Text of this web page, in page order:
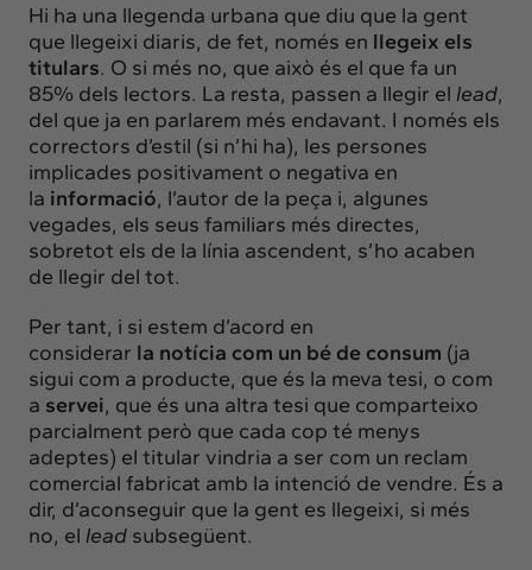
Hi ha una llegenda urbana que diu que la gent
que llegeixi diaris, de fet, només en llegeix els
titulars. O si més no, que això és el que fa un
85% dels lectors. La resta, passen a llegir el lead,
del que ja en parlarem més endavant. I només els
correctors d’estil (si n’hi ha), les persones
implicades positivament o negativa en
la informació, l’autor de la peça i, algunes
vegades, els seus familiars més directes,
sobretot els de la línia ascendent, s’ho acaben
de llegir del tot.
Per tant, i si estem d’acord en
considerar la notícia com un bé de consum (ja
sigui com a producte, que és la meva tesi, o com
a servei, que és una altra tesi que comparteixo
parcialment però que cada cop té menys
adeptes) el titular vindria a ser com un reclam
comercial fabricat amb la intenció de vendre. És a
dir, d’aconseguir que la gent es llegeixi, si més
no, el lead subsegüent.